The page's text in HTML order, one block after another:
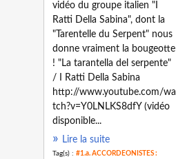
vidéo du groupe italien "I
Ratti Della Sabina", dont la
"Tarentelle du Serpent" nous
donne vraiment la bougeotte
! "La tarantella del serpente"
/ I Ratti Della Sabina
http://www.youtube.com/wa
tch?v=Y0LNLKS8dfY (vidéo
disponible...
Lire la suite
Tag(s) : #1.a. ACCORDEONISTES :